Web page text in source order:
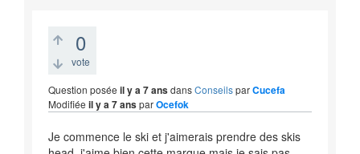
0
vote
Question posée il y a 7 ansdansConseilsparCucefa
Modifiée il y a 7 ansparOcefok
Je commence le ski et j'aimerais prendre des skis